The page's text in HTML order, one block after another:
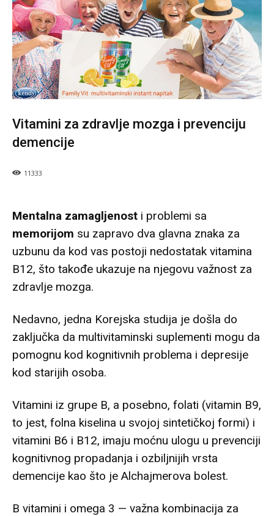
Vitamini za zdravlje mozga i prevenciju
demencije
11333
Mentalna zamagljenost i problemi sa
memorijom su zapravo dva glavna znaka za
uzbunu da kod vas postoji nedostatak vitamina
B12, što takođe ukazuje na njegovu važnost za
zdravlje mozga.
Nedavno, jedna Korejska studija je došla do
zaključka da multivitaminski suplementi mogu da
pomognu kod kognitivnih problema i depresije
kod starijih osoba.
Vitamini iz grupe B, a posebno, folati (vitamin B9,
to jest, folna kiselina u svojoj sintetičkoj formi) i
vitamini B6 i B12, imaju moćnu ulogu u prevenciji
kognitivnog propadanja i ozbiljnijih vrsta
demencije kao što je Alchajmerova bolest.
B vitamini i omega 3 — važna kombinacija za